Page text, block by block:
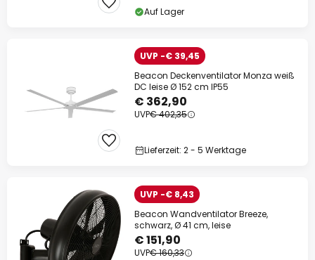
Auf Lager
UVP -€ 39,45
Beacon Deckenventilator Monza weiß
DC leise Ø 152 cm IP55
€ 362,90
UVP€ 402,35
Lieferzeit: 2 - 5 Werktage
UVP -€ 8,43
Beacon Wandventilator Breeze,
schwarz, Ø 41 cm, leise
€ 151,90
UVP€ 160,33